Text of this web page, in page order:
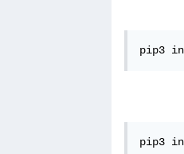
pip3
pip3